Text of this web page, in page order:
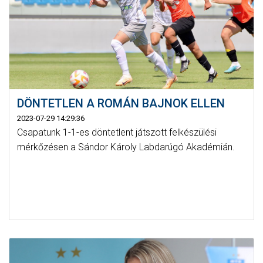
DÖNTETLEN A ROMÁN BAJNOK ELLEN
2023-07-29 14:29:36
Csapatunk 1-1-es döntetlent játszott felkészülési
mérkőzésen a Sándor Károly Labdarúgó Akadémián.